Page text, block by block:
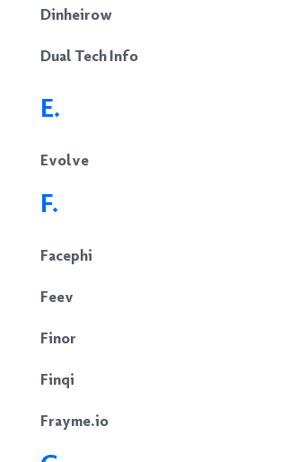
Dinheirow
Dual Tech Info
E.
Evolve
F.
Facephi
Feev
Finor
Finqi
Frayme.io